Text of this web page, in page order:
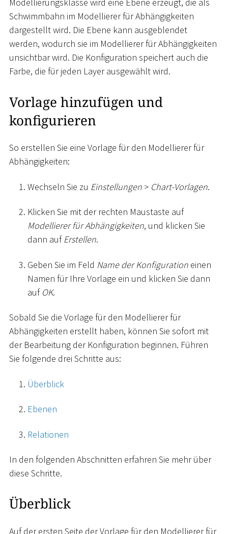
Modellierungsklasse wird eine Ebene erzeugt, die als
Schwimmbahn im Modellierer für Abhängigkeiten
dargestellt wird. Die Ebene kann ausgeblendet
werden, wodurch sie im Modellierer für Abhängigkeiten
unsichtbar wird. Die Konfiguration speichert auch die
Farbe, die für jeden Layer ausgewählt wird.
Vorlage hinzufügen und
konfigurieren
So erstellen Sie eine Vorlage für den Modellierer für
Abhängigkeiten:
Wechseln Sie zu Einstellungen > Chart-Vorlagen.
Klicken Sie mit der rechten Maustaste auf
Modellierer für Abhängigkeiten, und klicken Sie
dann aufErstellen.
Geben Sie im Feld Name der Konfiguration einen
Namen für Ihre Vorlage ein und klicken Sie dann
auf OK.
Sobald Sie die Vorlage für den Modellierer für
Abhängigkeiten erstellt haben, können Sie sofort mit
der Bearbeitung der Konfiguration beginnen. Führen
Sie folgende drei Schritte aus:
Überblick
Ebenen
Relationen
In den folgenden Abschnitten erfahren Sie mehr über
diese Schritte.
Überblick
Auf der ersten Seite der Vorlage für den Modellierer für